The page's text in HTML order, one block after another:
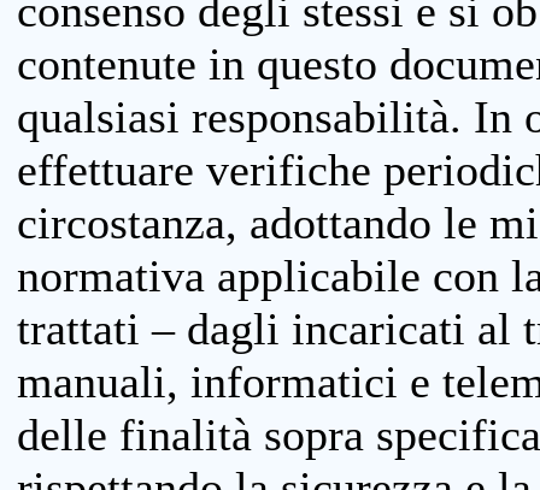
consenso degli stessi e si
contenute in questo
qualsiasi responsabilità. In
effettuare verifiche
circostanza, adottando le
normativa applicabile con
trattati – dagli incaricati al
manuali, informatici e
delle finalità sopra